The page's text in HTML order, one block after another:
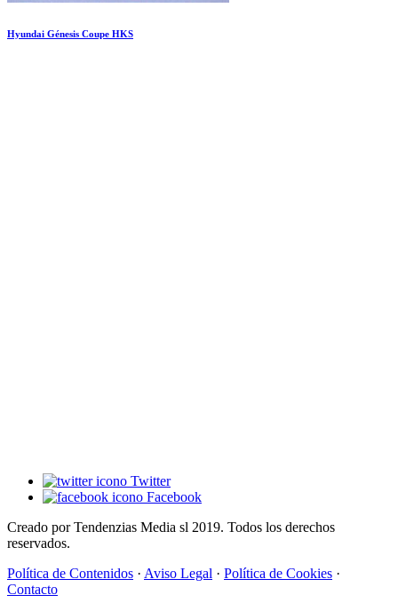
Hyundai Génesis Coupe HKS
Twitter
Facebook
Creado por Tendenzias Media sl 2019. Todos los derechos
reservados.
Política de Contenidos · Aviso Legal · Política de Cookies ·
Contacto